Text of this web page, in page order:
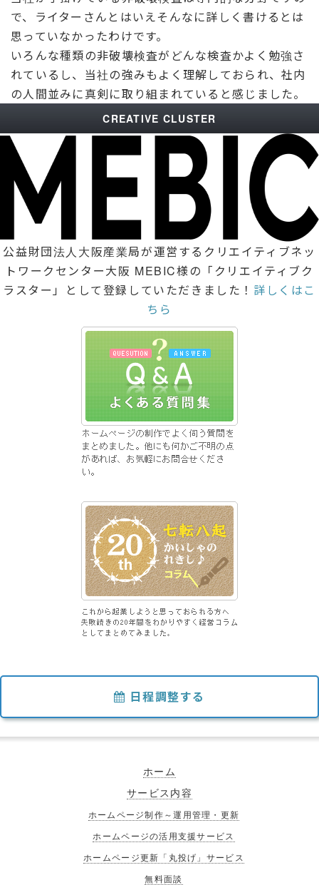
で、ライターさんとはいえそんなに詳しく書けるとは
思っていなかったわけです。
いろんな種類の非破壊検査がどんな検査かよく勉強さ
れているし、当社の強みもよく理解しておられ、社内
の人間並みに真剣に取り組まれていると感じました。
CREATIVE CLUSTER
公益財団法人大阪産業局が運営するクリエイティブネッ
トワークセンター大阪 MEBIC様の「クリエイティブク
ラスター」として登録していただきました！ 詳しくはこ
ちら
日程調整する
ホーム
サービス内容
ホームページ制作～運用管理・更新
ホームページの活用支援サービス
ホームページ更新「丸投げ」サービス
無料面談